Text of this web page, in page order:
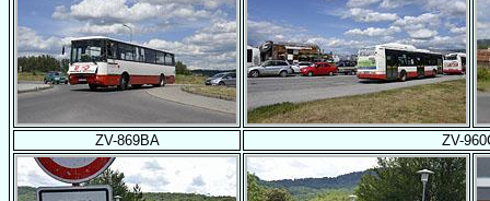
ZV-869BA ZV-